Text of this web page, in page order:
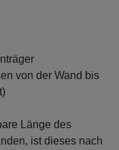
von der Wand bis
Länge des
ist dieses nach